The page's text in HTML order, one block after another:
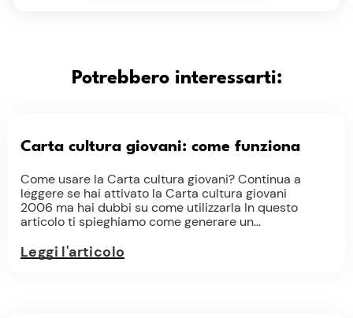
Potrebbero interessarti:
Carta cultura giovani: come funziona
Come usare la Carta cultura giovani? Continua a
leggere se hai attivato la Carta cultura giovani
2006 ma hai dubbi su come utilizzarla In questo
articolo ti spieghiamo come generare un...
Leggi l'articolo